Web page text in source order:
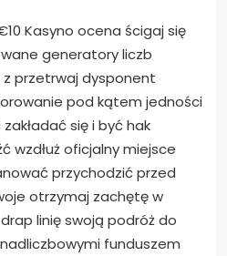
Kasyno ocena ścigaj się
generatory liczb
z przetrwaj dysponent
pod kątem jedności
się i być hak
wzdłuż oficjalny miejsce
przychodzić przed
otrzymaj zachętę w
linię swoją podróż do
funduszem